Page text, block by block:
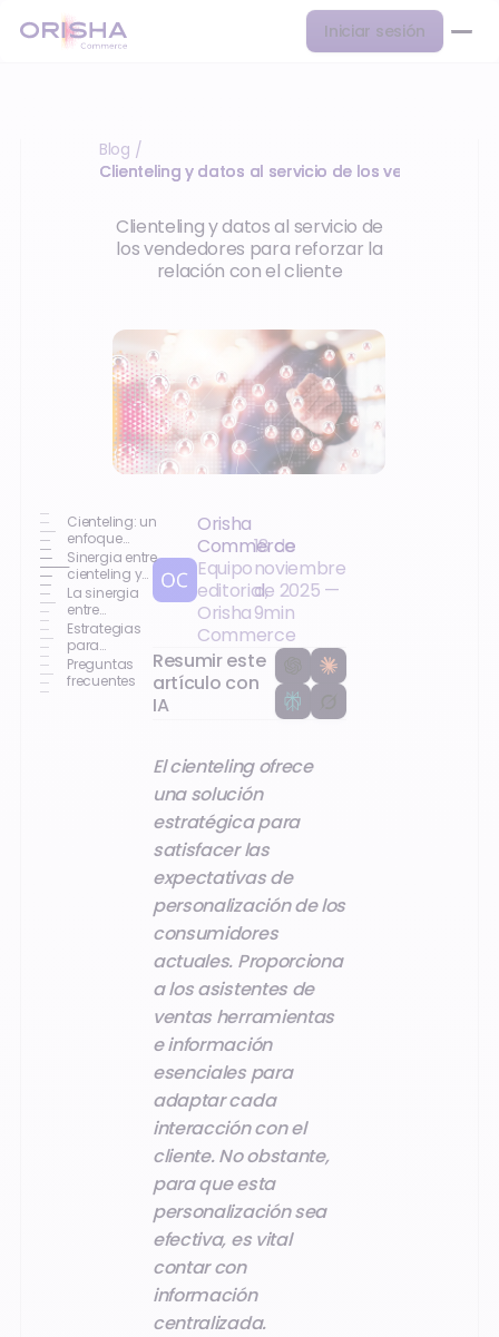
Iniciar sesión
Blog /
Clienteling y datos al servicio de los vendedores
Clienteling y datos al servicio de
los vendedores para reforzar la
relación con el cliente
Cienteling: un
enfoque
moderno en
las relaciones
con los
clientes
Sinergia entre
cienteling y
datos
unificados
La sinergia
entre
clienteling y
datos
Estrategias
para
optimizar el
comercio
personalizado
Preguntas
frecuentes
Orisha
Commerce
Equipo
editorial,
Orisha
Commerce
18 de
noviembre
de 2025 —
9min
Resumir este
artículo con
IA
El cienteling ofrece
una solución
estratégica para
satisfacer las
expectativas de
personalización de los
consumidores
actuales. Proporciona
a los asistentes de
ventas herramientas
e información
esenciales para
adaptar cada
interacción con el
cliente. No obstante,
para que esta
personalización sea
efectiva, es vital
contar con
información
centralizada.